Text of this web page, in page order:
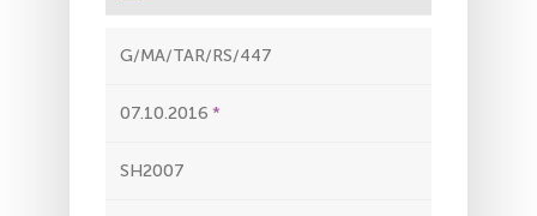
G/MA/TAR/RS/447
07.10.2016
SH2007